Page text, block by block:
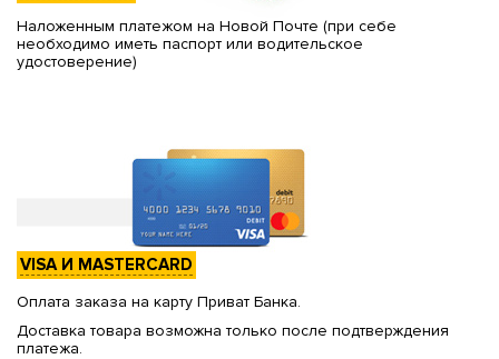
Наложенным платежом на Новой Почте (при себе
необходимо иметь паспорт или водительское
удостоверение)
VISA И MASTERCARD
Оплата заказа на карту Приват Банка.
Доставка товара возможна только после подтверждения
платежа.